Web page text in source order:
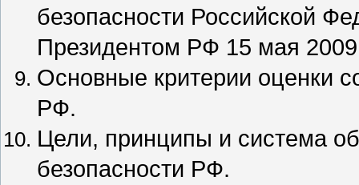
безопасности Российской
Президентом РФ 15 мая
Основные критерии оценки
РФ.
Цели, принципы и система
безопасности РФ.